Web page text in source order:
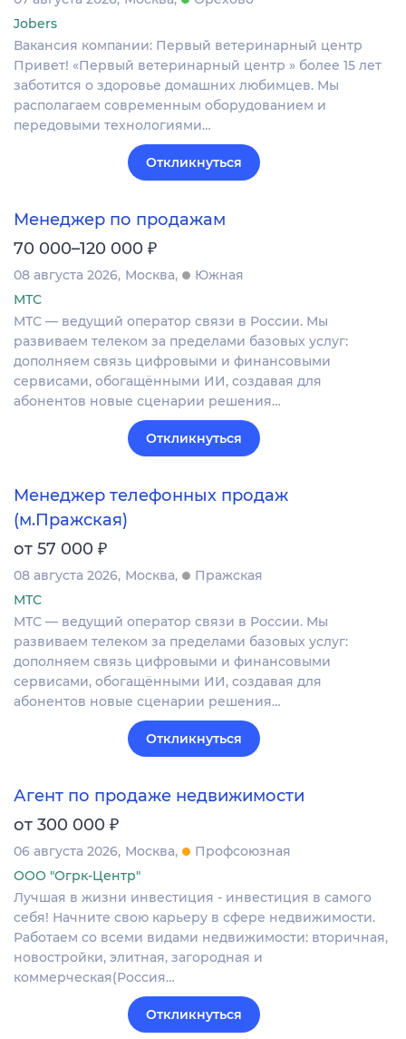
Jobers
Вакансия компании: Первый ветеринарный центр
Привет! «Первый ветеринарный центр » более 15 лет
заботится о здоровье домашних любимцев. Мы
располагаем современным оборудованием и
передовыми технологиями…
Откликнуться
Менеджер по продажам
70 000–120 000 ₽
08 августа 2026 Москва
Южная
МТС
МТС — ведущий оператор связи в России. Мы
развиваем телеком за пределами базовых услуг:
дополняем связь цифровыми и финансовыми
сервисами, обогащёнными ИИ, создавая для
абонентов новые сценарии решения…
Откликнуться
Менеджер телефонных продаж
(м.Пражская)
от 57 000 ₽
08 августа 2026 Москва
Пражская
МТС
МТС — ведущий оператор связи в России. Мы
развиваем телеком за пределами базовых услуг:
дополняем связь цифровыми и финансовыми
сервисами, обогащёнными ИИ, создавая для
абонентов новые сценарии решения…
Откликнуться
Агент по продаже недвижимости
от 300 000 ₽
06 августа 2026 Москва
Профсоюзная
ООО "Огрк-Центр"
Лучшая в жизни инвестиция - инвестиция в самого
себя! Начните свою карьеру в сфере недвижимости.
Работаем со всеми видами недвижимости: вторичная,
новостройки, элитная, загородная и
коммерческая(Россия…
Откликнуться